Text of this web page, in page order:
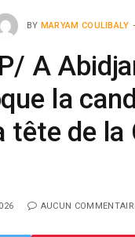
BY MARYAM COULIBALY
A
la
tête de
AUCUN